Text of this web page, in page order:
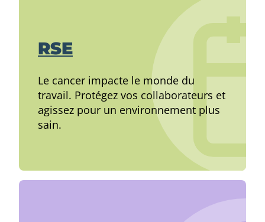
RSE
Le cancer impacte le monde du
travail. Protégez vos collaborateurs et
agissez pour un environnement plus
sain.